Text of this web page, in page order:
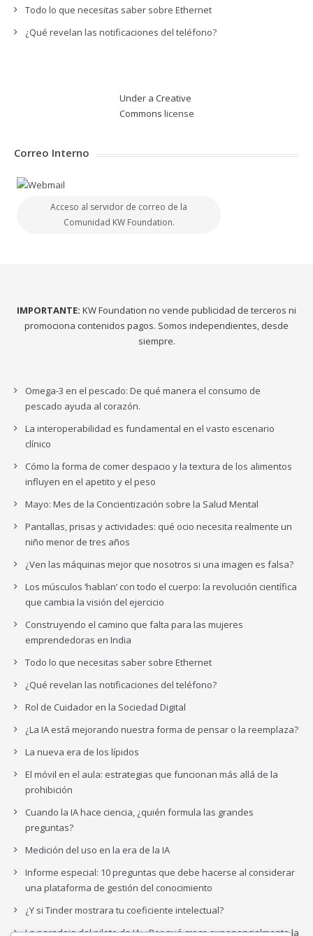
Todo lo que necesitas saber sobre Ethernet
¿Qué revelan las notificaciones del teléfono?
Under a Creative
Commons license
Correo Interno
Acceso al servidor de correo de la
Comunidad KW Foundation.
IMPORTANTE: KW Foundation no vende publicidad de terceros ni
promociona contenidos pagos. Somos independientes, desde
siempre.
Omega-3 en el pescado: De qué manera el consumo de
pescado ayuda al corazón.
La interoperabilidad es fundamental en el vasto escenario
clínico
Cómo la forma de comer despacio y la textura de los alimentos
influyen en el apetito y el peso
Mayo: Mes de la Concientización sobre la Salud Mental
Pantallas, prisas y actividades: qué ocio necesita realmente un
niño menor de tres años
¿Ven las máquinas mejor que nosotros si una imagen es falsa?
Los músculos ‘hablan’ con todo el cuerpo: la revolución científica
que cambia la visión del ejercicio
Construyendo el camino que falta para las mujeres
emprendedoras en India
Todo lo que necesitas saber sobre Ethernet
¿Qué revelan las notificaciones del teléfono?
Rol de Cuidador en la Sociedad Digital
¿La IA está mejorando nuestra forma de pensar o la reemplaza?
La nueva era de los lípidos
El móvil en el aula: estrategias que funcionan más allá de la
prohibición
Cuando la IA hace ciencia, ¿quién formula las grandes
preguntas?
Medición del uso en la era de la IA
Informe especial: 10 preguntas que debe hacerse al considerar
una plataforma de gestión del conocimiento
¿Y si Tinder mostrara tu coeficiente intelectual?
La paradoja del piloto de IA: ¿Por qué crece exponencialmente la